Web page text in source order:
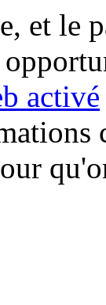
et le
activé